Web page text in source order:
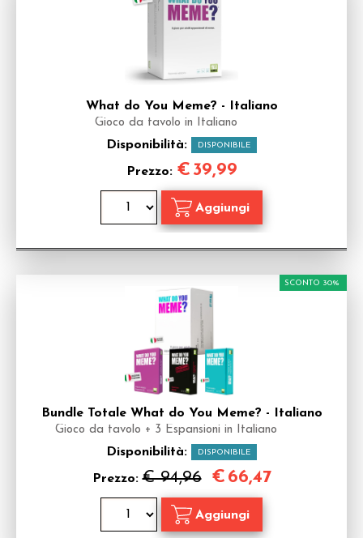
What do You Meme? - Italiano
Gioco da tavolo in Italiano
Disponibilità: DISPONIBILE
Prezzo: € 39,99
Bundle Totale What do You Meme? - Italiano
Gioco da tavolo + 3 Espansioni in Italiano
Disponibilità: DISPONIBILE
Prezzo:€ 94,96
SCONTO 30%
€ 66,47